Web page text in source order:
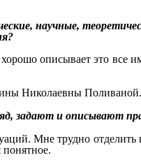
научные,
описывает это все
Николаевны Поливаной.
задают и описывают
Мне трудно
понятное.